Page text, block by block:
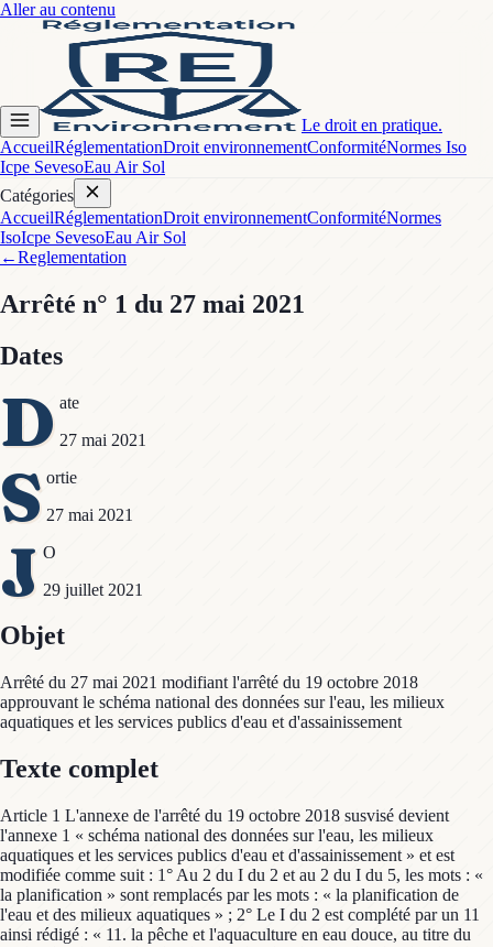
Aller au contenu
Le droit en pratique.
AccueilRéglementationDroit environnementConformitéNormes Iso
Icpe SevesoEau Air Sol
Catégories
AccueilRéglementationDroit environnementConformitéNormes
IsoIcpe SevesoEau Air Sol
←Reglementation
Arrêté n° 1 du 27 mai 2021
Dates
D ate
27 mai 2021
S ortie
27 mai 2021
J O
29 juillet 2021
Objet
Arrêté du 27 mai 2021 modifiant l'arrêté du 19 octobre 2018
approuvant le schéma national des données sur l'eau, les milieux
aquatiques et les services publics d'eau et d'assainissement
Texte complet
Article 1 L'annexe de l'arrêté du 19 octobre 2018 susvisé devient
l'annexe 1 « schéma national des données sur l'eau, les milieux
aquatiques et les services publics d'eau et d'assainissement » et est
modifiée comme suit : 1° Au 2 du I du 2 et au 2 du I du 5, les mots : «
la planification » sont remplacés par les mots : « la planification de
l'eau et des milieux aquatiques » ; 2° Le I du 2 est complété par un 11
ainsi rédigé : « 11. la pêche et l'aquaculture en eau douce, au titre du